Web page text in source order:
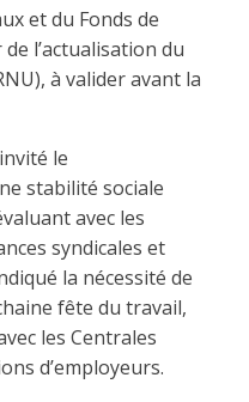
et du Fonds de
l’actualisation du
à valider avant la
le
stabilité sociale
avec les
syndicales et
la nécessité de
fête du travail,
les Centrales
d’employeurs.